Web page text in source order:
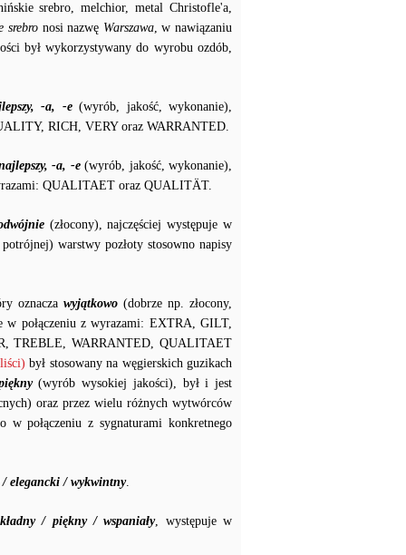
srebro, melchior, metal Christofle'a,
srebronosi nazwę Warszawa, w nawiązaniu
był wykorzystywany do wyrobu ozdób,
-a, -e(wyrób, jakość, wykonanie),
RICH, VERY oraz WARRANTED.
-a, -e(wyrób, jakość, wykonanie),
QUALITAET oraz QUALITÄT.
(złocony), najczęściej występuje w
warstwy pozłoty stosowno napisy
oznacza wyjątkowo (dobrze np. złocony,
w połączeniu z wyrazami: EXTRA, GILT,
TREBLE, WARRANTED, QUALITAET
był stosowany na węgierskich guzikach
(wyrób wysokiej jakości), był i jest
oraz przez wielu różnych wytwórców
w połączeniu z sygnaturami konkretnego
/ elegancki / wykwintny.
/ piękny / wspaniały, występuje w